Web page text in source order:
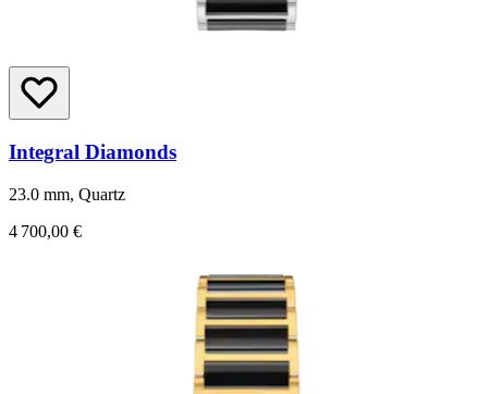
Integral Diamonds
23.0 mm, Quartz
4 700,00 €